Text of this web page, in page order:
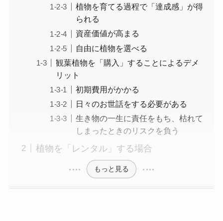
植物を育てる過程で「達成感」が得
られる
資産価値が高まる
自由に植物を選べる
観葉植物を「購入」することによるデメ
リット
初期費用がかかる
日々のお世話をする必要がある
生き物の一生に責任をもち、枯れて
しまったときのリスクを負う
植物を「レンタル」する場合
もっと見る